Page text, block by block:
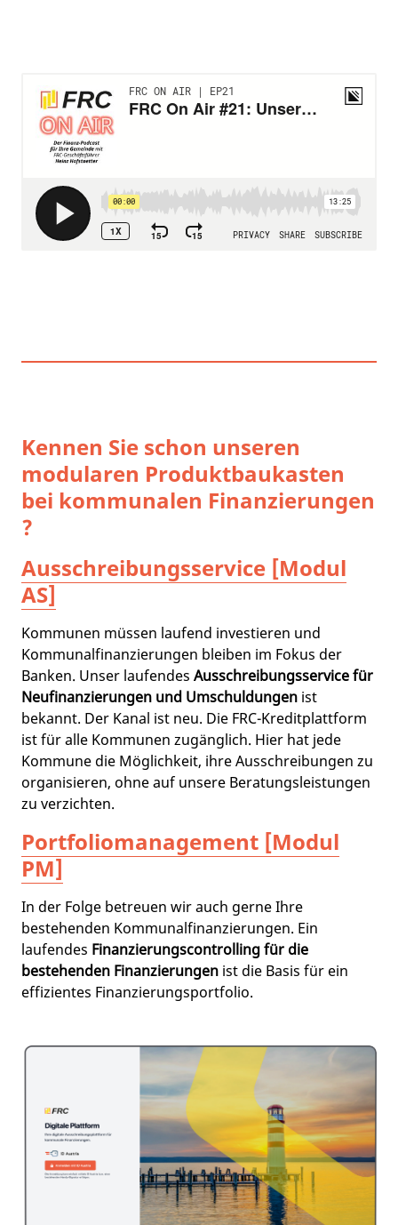
Kennen Sie schon unseren
modularen Produktbaukasten
bei kommunalen Finanzierungen
?
Ausschreibungsservice [Modul
AS]
Kommunen müssen laufend investieren und
Kommunalfinanzierungen bleiben im Fokus der
Banken. Unser laufendes Ausschreibungsservice für
Neufinanzierungen und Umschuldungen ist
bekannt. Der Kanal ist neu. Die FRC-Kreditplattform
ist für alle Kommunen zugänglich. Hier hat jede
Kommune die Möglichkeit, ihre Ausschreibungen zu
organisieren, ohne auf unsere Beratungsleistungen
zu verzichten.
Portfoliomanagement [Modul
PM]
In der Folge betreuen wir auch gerne Ihre
bestehenden Kommunalfinanzierungen. Ein
laufendes Finanzierungscontrolling für die
bestehenden Finanzierungen ist die Basis für ein
effizientes Finanzierungsportfolio.